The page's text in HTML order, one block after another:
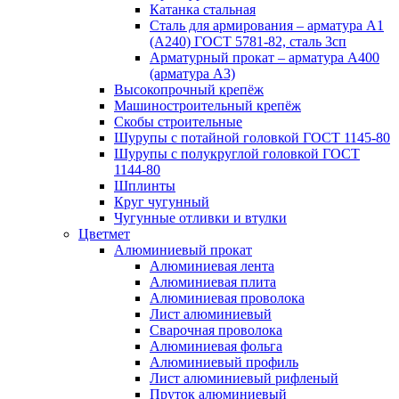
Катанка стальная
Сталь для армирования – арматура А1
(А240) ГОСТ 5781-82, сталь 3сп
Арматурный прокат – арматура А400
(арматура А3)
Высокопрочный крепёж
Машиностроительный крепёж
Скобы строительные
Шурупы с потайной головкой ГОСТ 1145-80
Шурупы с полукруглой головкой ГОСТ
1144-80
Шплинты
Круг чугунный
Чугунные отливки и втулки
Цветмет
Алюминиевый прокат
Алюминиевая лента
Алюминиевая плита
Алюминиевая проволока
Лист алюминиевый
Сварочная проволока
Алюминиевая фольга
Алюминиевый профиль
Лист алюминиевый рифленый
Пруток алюминиевый